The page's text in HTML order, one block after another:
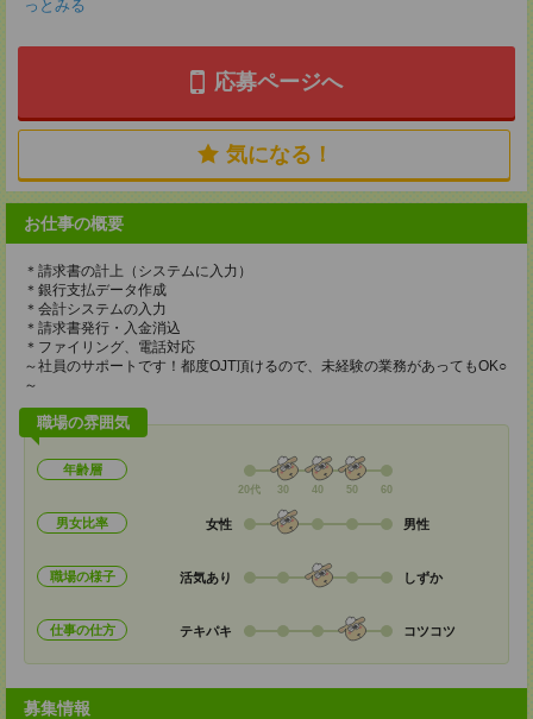
っとみる
応募ページへ
気になる！
お仕事の概要
＊請求書の計上（システムに入力）
＊銀行支払データ作成
＊会計システムの入力
＊請求書発行・入金消込
＊ファイリング、電話対応
～社員のサポートです！都度OJT頂けるので、未経験の業務があってもOK○
～
職場の雰囲気
年齢層
20代 30 40 50 60
男女比率 女性 男性
職場の様子 活気あり しずか
仕事の仕方 テキパキ コツコツ
募集情報